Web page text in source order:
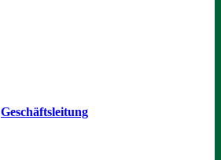
Geschäftsleitung